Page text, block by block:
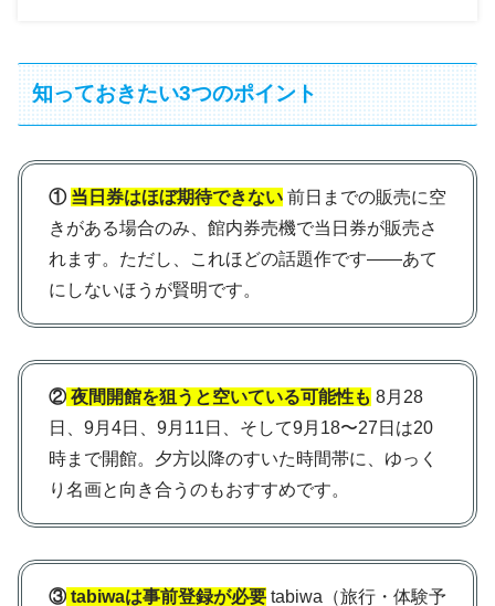
知っておきたい3つのポイント
① 当日券はほぼ期待できない 前日までの販売に空
きがある場合のみ、館内券売機で当日券が販売さ
れます。ただし、これほどの話題作です——あて
にしないほうが賢明です。
② 夜間開館を狙うと空いている可能性も 8月28
日、9月4日、9月11日、そして9月18〜27日は20
時まで開館。夕方以降のすいた時間帯に、ゆっく
り名画と向き合うのもおすすめです。
③ tabiwaは事前登録が必要 tabiwa（旅行・体験予